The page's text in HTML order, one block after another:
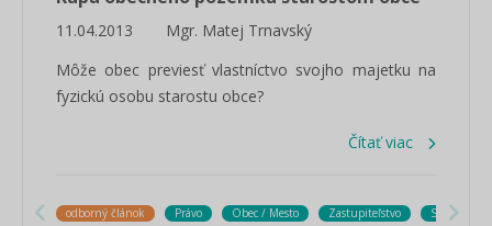
11.04.2013
Mgr. Matej Trnavský
Môže obec previesť vlastníctvo svojho majetku na
fyzickú osobu starostu obce?
Čítať viac
odborný článok Právo Obec / Mesto Zastupiteľstvo Starosta /